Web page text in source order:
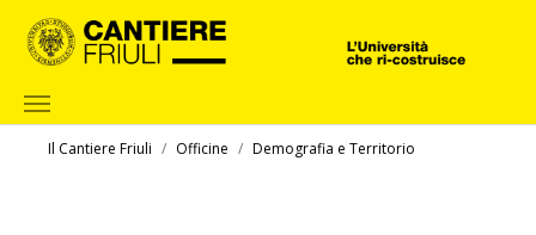
Skip to main content
Il Cantiere Friuli Officine Demografia e Territorio